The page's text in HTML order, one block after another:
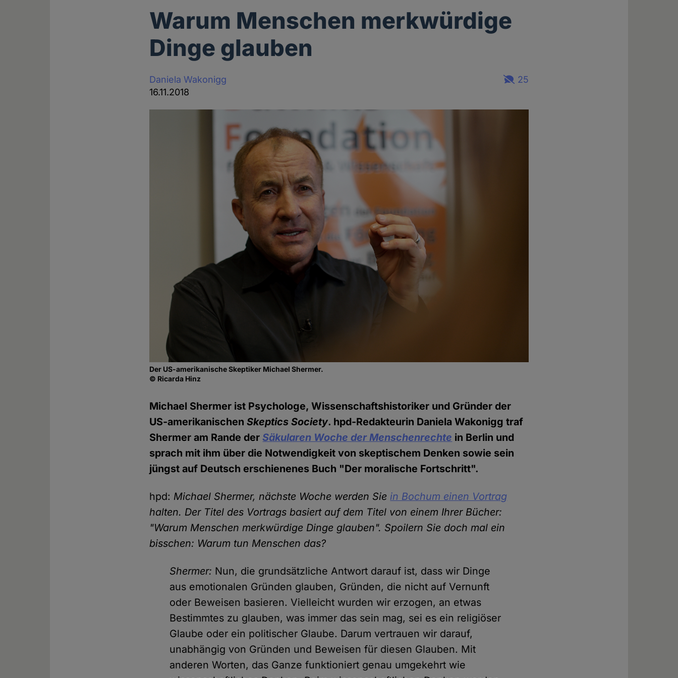
Warum Menschen merkwürdige
Dinge glauben
Daniela Wakonigg
16.11.2018
25
Der US-amerikanische Skeptiker Michael Shermer.
© Ricarda Hinz
Michael Shermer ist Psychologe, Wissenschaftshistoriker und Gründer der
US-amerikanischenSkeptics Society. hpd-Redakteurin Daniela Wakonigg traf
Shermer am Rande derSäkularen Woche der Menschenrechte in Berlin und
sprach mit ihm über die Notwendigkeit von skeptischem Denken sowie sein
jüngst auf Deutsch erschienenes Buch "Der moralische Fortschritt".
hpd: Michael Shermer, nächste Woche werden Sie in Bochum einen Vortrag
halten. Der Titel des Vortrags basiert auf dem Titel von einem Ihrer Bücher:
"Warum Menschen merkwürdige Dinge glauben". Spoilern Sie doch mal ein
bisschen: Warum tun Menschen das?
Shermer: Nun, die grundsätzliche Antwort darauf ist, dass wir Dinge
aus emotionalen Gründen glauben, Gründen, die nicht auf Vernunft
oder Beweisen basieren. Vielleicht wurden wir erzogen, an etwas
Bestimmtes zu glauben, was immer das sein mag, sei es ein religiöser
Glaube oder ein politischer Glaube. Darum vertrauen wir darauf,
unabhängig von Gründen und Beweisen für diesen Glauben. Mit
anderen Worten, das Ganze funktioniert genau umgekehrt wie